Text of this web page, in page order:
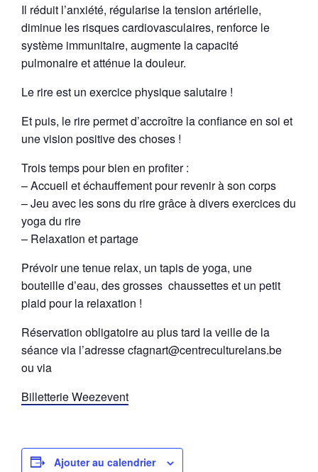
Il réduit l’anxiété, régularise la tension artérielle,
diminue les risques cardiovasculaires, renforce le
système immunitaire, augmente la capacité
pulmonaire et atténue la douleur.
Le rire est un exercice physique salutaire !
Et puis, le rire permet d’accroître la confiance en soi et
une vision positive des choses !
Trois temps pour bien en profiter :
– Accueil et échauffement pour revenir à son corps
– Jeu avec les sons du rire grâce à divers exercices du
yoga du rire
– Relaxation et partage
Prévoir une tenue relax, un tapis de yoga, une
bouteille d’eau, des grosses chaussettes et un petit
plaid pour la relaxation !
Réservation obligatoire au plus tard la veille de la
séance via l’adresse cfagnart@centreculturelans.be
ou via
Billetterie Weezevent
Ajouter au calendrier